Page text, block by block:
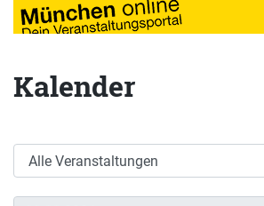
Kalender